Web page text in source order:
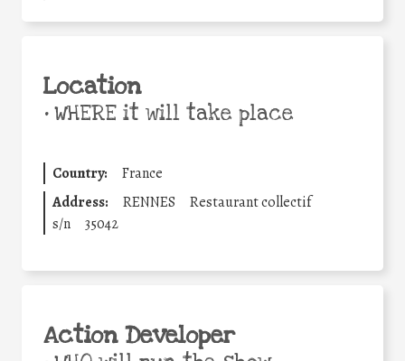
Location
•WHERE it will take place
Country:
France
Address:
RENNES
Restaurant collectif
s/n
35042
Action Developer